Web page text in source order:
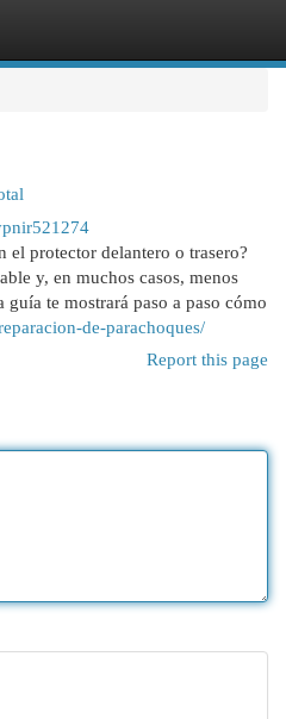
el protector delantero o trasero?
y, en muchos casos, menos
guía te mostrará paso a paso cómo
de-parachoques/
Report this page